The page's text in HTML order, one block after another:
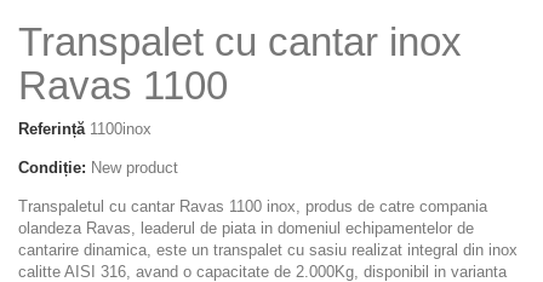
Transpalet cu cantar inox
Ravas 1100
Referință 1100inox
Condiție: New product
Transpaletul cu cantar Ravas 1100 inox, produs de catre compania
olandeza Ravas, leaderul de piata in domeniul echipamentelor de
cantarire dinamica, este un transpalet cu sasiu realizat integral din inox
calitte AISI 316, avand o capacitate de 2.000Kg, disponibil in varianta